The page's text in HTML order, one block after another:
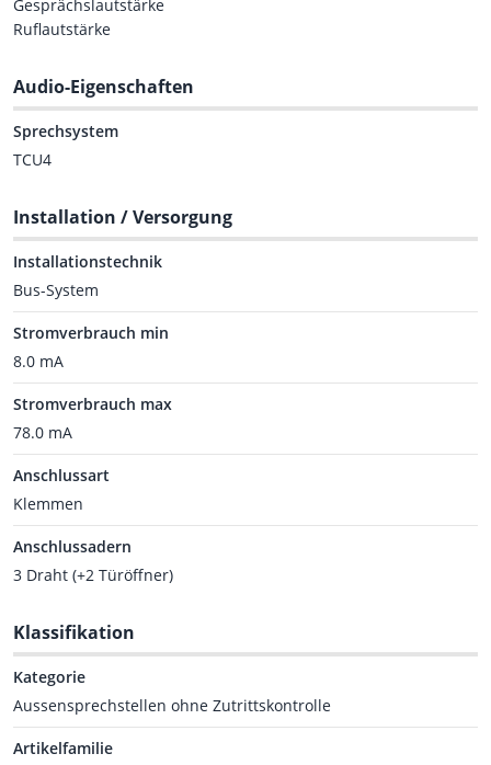
Gesprächslautstärke
Ruflautstärke
Audio-Eigenschaften
Sprechsystem
TCU4
Installation / Versorgung
Installationstechnik
Bus-System
Stromverbrauch min
8.0 mA
Stromverbrauch max
78.0 mA
Anschlussart
Klemmen
Anschlussadern
3 Draht (+2 Türöffner)
Klassifikation
Kategorie
Aussensprechstellen ohne Zutrittskontrolle
Artikelfamilie